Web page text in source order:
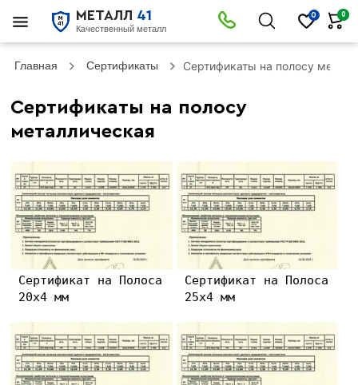
МЕТАЛЛ 41
Качественный металл
0 0
Главная Сертификаты Сертификаты на полосу
Сертификаты на полосу
металлическая
Сертификат на Полоса
20х4 мм
Сертификат на Полоса
25х4 мм